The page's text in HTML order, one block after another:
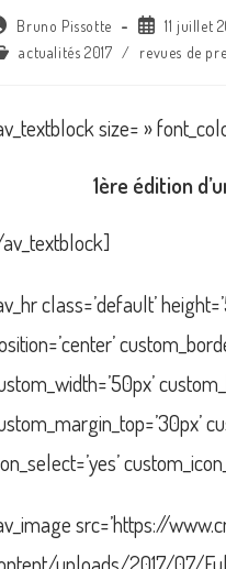
autrice
Bruno Pissotte
Publication
11 juillet
actualités 2017 / revues de
size= »
1ère édition
class=’default’
src=’https://